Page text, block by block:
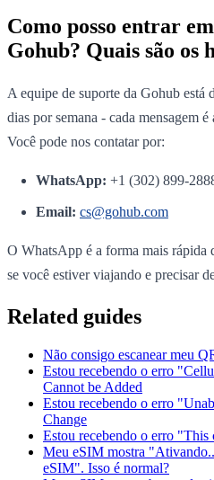
Como posso entrar
Gohub? Quais são os
A equipe de suporte da Gohub está
dias por semana - cada mensagem
Você pode nos contatar por:
WhatsApp: +1 (302) 899-
Email: cs@gohub.com
O WhatsApp é a forma mais rápida
se você estiver viajando e precisar
Related guides
Não consigo escanear meu
Estou recebendo o erro
Cannot be Added
Estou recebendo o erro
Change
Estou recebendo o erro
Meu eSIM mostra
eSIM". Isso é normal?